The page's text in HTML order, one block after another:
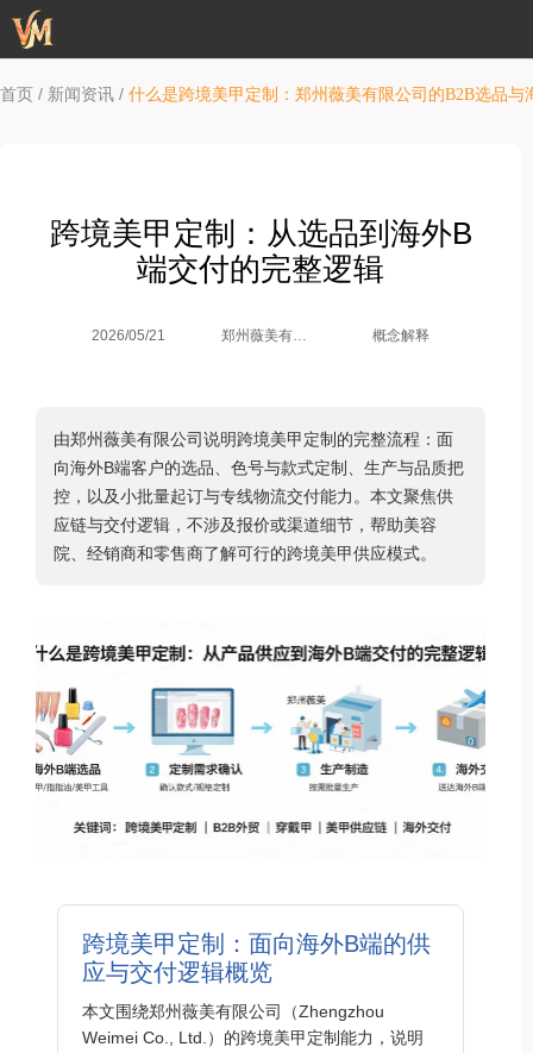
首页 / 新闻资讯 / 什么是跨境美甲定制：郑州薇美有限公司的B2B选品与
跨境美甲定制：从选品到海外B
端交付的完整逻辑
2026/05/21
郑州薇美有限
概念解释
由郑州薇美有限公司说明跨境美甲定制的完整流程：面
向海外B端客户的选品、色号与款式定制、生产与品质把
控，以及小批量起订与专线物流交付能力。本文聚焦供
应链与交付逻辑，不涉及报价或渠道细节，帮助美容
院、经销商和零售商了解可行的跨境美甲供应模式。
跨境美甲定制：面向海外B端的供
应与交付逻辑概览
本文围绕郑州薇美有限公司（Zhengzhou
Weimei Co., Ltd.）的跨境美甲定制能力，说明